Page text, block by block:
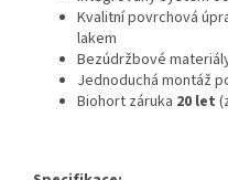
Kvalitní povrchová
lakem
Bezúdržbové
Jednoduchá montáž
Biohort záruka 20 let